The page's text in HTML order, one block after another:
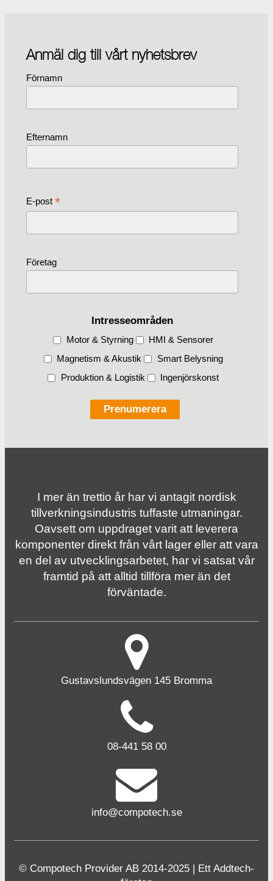
Anmäl dig till vårt nyhetsbrev
Förnamn
Efternamn
E-post *
Företag
Intresseområden
Motor & Styrning
HMI & Sensorer
Magnetism & Akustik
Smart Belysning
Produktion & Logistik
Ingenjörskonst
I mer än trettio år har vi antagit nordisk
tillverknings­industris tuffaste utmaningar.
Oavsett om uppdraget varit att leverera
komponenter direkt från vårt lager eller att vara
en del av utvecklingsarbetet, har vi satsat vår
framtid på att alltid tillföra mer än det
förväntade.
Gustavslundsvägen 145 Bromma
08-441 58 00
info@compotech.se
© Compotech Provider AB 2014-2025 | Ett Addtech-